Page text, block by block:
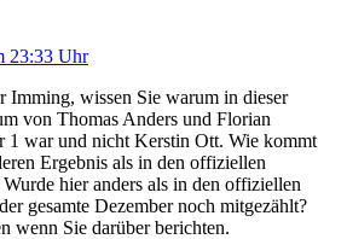
23:33 Uhr
Imming, wissen Sie warum in dieser
von Thomas Anders und Florian
1 war und nicht Kerstin Ott. Wie kommt
Ergebnis als in den offiziellen
hier anders als in den offiziellen
gesamte Dezember noch mitgezählt?
wenn Sie darüber berichten.